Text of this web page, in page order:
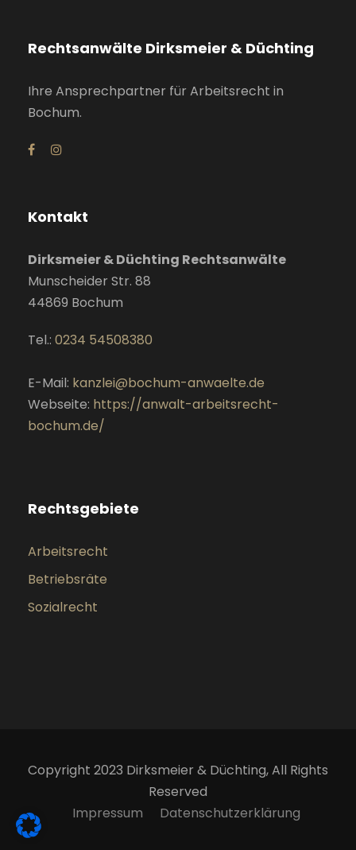
Rechtsanwälte Dirksmeier & Düchting
Ihre Ansprechpartner für Arbeitsrecht in
Bochum.
Kontakt
Dirksmeier & Düchting Rechtsanwälte
Munscheider Str. 88
44869 Bochum
Tel.: 0234 54508380
E-Mail: kanzlei@bochum-anwaelte.de
Webseite: https://anwalt-arbeitsrecht-
bochum.de/
Rechtsgebiete
Arbeitsrecht
Betriebsräte
Sozialrecht
Copyright 2023 Dirksmeier & Düchting, All Rights
Reserved
Impressum
Datenschutzerklärung